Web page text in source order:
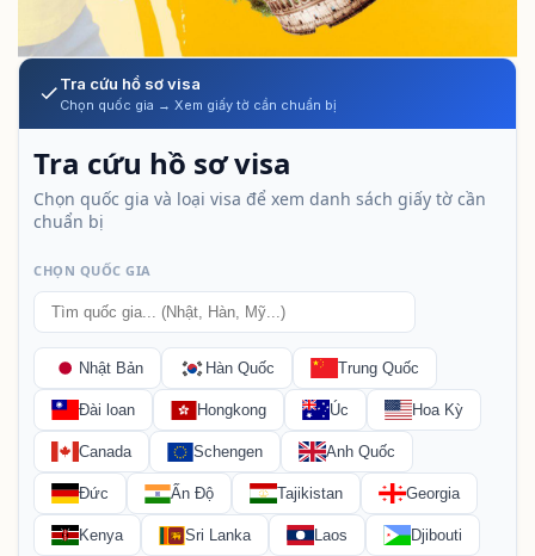
Tra cứu hồ sơ visa
Chọn quốc gia → Xem giấy tờ cần chuẩn bị